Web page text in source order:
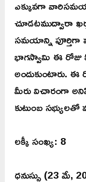
ఎక్కువగా
చూడటముద్వారా
సమయాన్ని పూర్తిగా
భాగస్వామి ఈ రోజు ఓ
అందుకుంటారు.
మీరు విచారంగా
కుటుంబ
లక్కీ సంఖ్య: 8
ధనుస్సు (23 మే,